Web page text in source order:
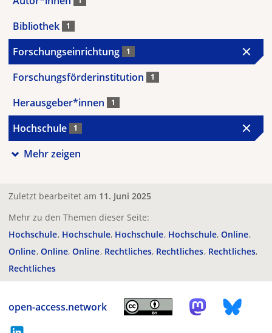
Bibliothek 1
Forschungseinrichtung 1
Forschungsförderinstitution 1
Herausgeber*innen 1
Hochschule 1
Mehr zeigen
Zuletzt bearbeitet am 11. Juni 2025
Mehr zu den Themen dieser Seite:
Hochschule Hochschule Hochschule Hochschule Online
Online Online Online Rechtliches Rechtliches Rechtliches
Rechtliches
open-access.network